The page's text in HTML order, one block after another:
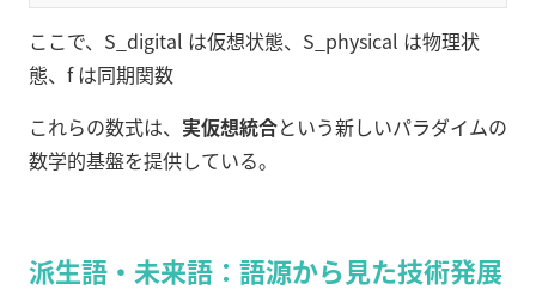
ここで、S_digital は仮想状態、S_physical は物理状
態、f は同期関数
これらの数式は、 実仮想統合という新しいパラダイムの
数学的基盤を提供している。
派生語・未来語：語源から見た技術発展